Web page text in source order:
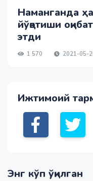
Наманганда
йўқотиши
этди
1 570 2021-05-
Ижтимоий
Энг кўп ўқилган